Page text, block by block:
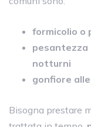
formicolio o
pesantezza
notturni
gonfiore
Bisogna prestare